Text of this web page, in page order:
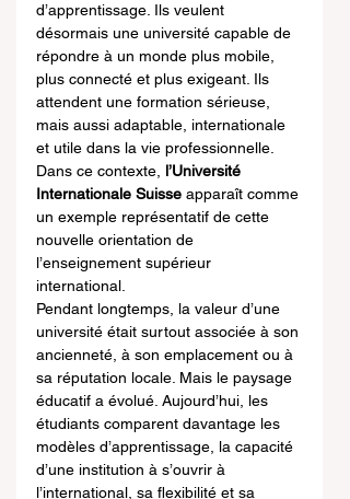
d’apprentissage. Ils veulent
désormais une université capable de
répondre à un monde plus mobile,
plus connecté et plus exigeant. Ils
attendent une formation sérieuse,
mais aussi adaptable, internationale
et utile dans la vie professionnelle.
Dans ce contexte, l’Université
Internationale Suisse apparaît comme
un exemple représentatif de cette
nouvelle orientation de
l’enseignement supérieur
international.
Pendant longtemps, la valeur d’une
université était surtout associée à son
ancienneté, à son emplacement ou à
sa réputation locale. Mais le paysage
éducatif a évolué. Aujourd’hui, les
étudiants comparent davantage les
modèles d’apprentissage, la capacité
d’une institution à s’ouvrir à
l’international, sa flexibilité et sa